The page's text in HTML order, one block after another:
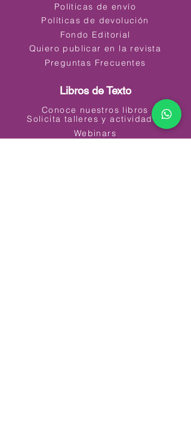
Políticas de envío
Políticas de devolución
Fondo Editorial
Quiero publicar en la revista
Preguntas Frecuentes
Libros de Texto
Conoce nuestros libros
Solicita talleres y actividades
Webinars